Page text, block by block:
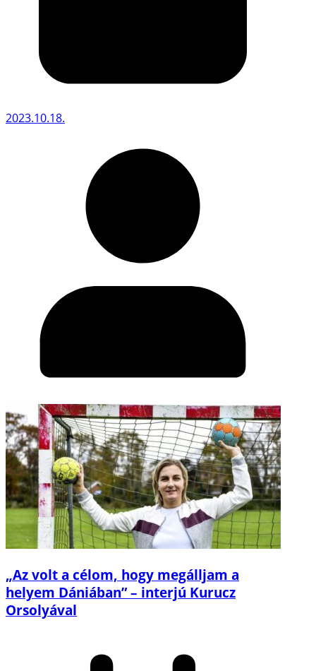
2023.10.18.
„Az volt a célom, hogy megálljam a
helyem Dániában” – interjú Kurucz
Orsolyával